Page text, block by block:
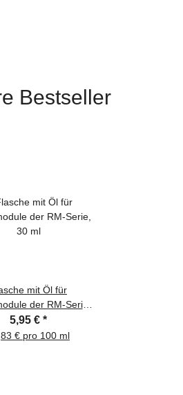
Bestseller
mit Öl für
der RM-Serie,
30 ml
5,95 € *
€ pro 100 ml